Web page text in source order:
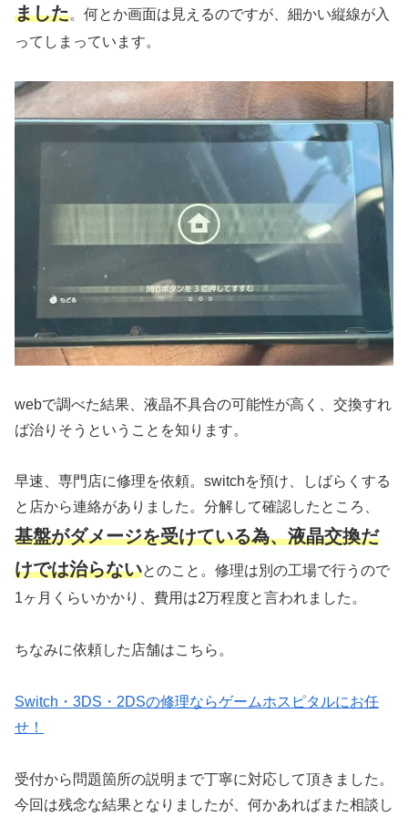
ました。何とか画面は見えるのですが、細かい縦線が入
ってしまっています。
webで調べた結果、液晶不具合の可能性が高く、交換すれ
ば治りそうということを知ります。
早速、専門店に修理を依頼。switchを預け、しばらくする
と店から連絡がありました。分解して確認したところ、
基盤がダメージを受けている為、液晶交換だ
けでは治らないとのこと。修理は別の工場で行うので
1ヶ月くらいかかり、費用は2万程度と言われました。
ちなみに依頼した店舗はこちら。
Switch・3DS・2DSの修理ならゲームホスピタルにお任
せ！
受付から問題箇所の説明まで丁寧に対応して頂きました。
今回は残念な結果となりましたが、何かあればまた相談し